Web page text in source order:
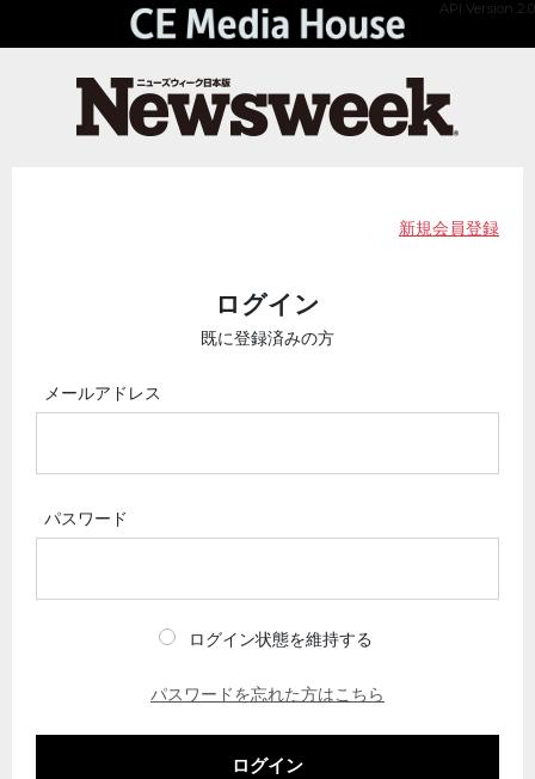
API Version 2.0
新規会員登録
ログイン
既に登録済みの方
メールアドレス
パスワード
ログイン状態を維持する
パスワードを忘れた方はこちら
ログイン